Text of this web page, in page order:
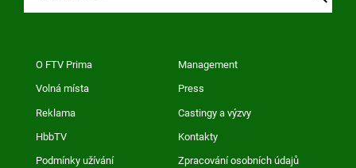
O FTV Prima Management
Volná místa Press
Reklama Castingy a výzvy
HbbTV Kontakty
Podmínky užívání Zpracování osobních údajů